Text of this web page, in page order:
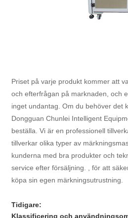
Priset på varje produkt kommer att
och efterfrågan på marknaden, och
inget undantag. Om du behöver det
Dongguan Chunlei Intelligent
beställa. Vi är en professionell
tillverkar olika typer av
kunderna med bra produkter och
service efter försäljning. , för att
köpa sin egen märkningsutrustning.
Tidigare:
Klassificering och